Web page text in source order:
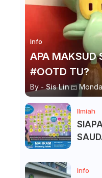
Info
APA MAKSUD
#OOTD TU?
By - Sis Lin
Ilmiah
Info